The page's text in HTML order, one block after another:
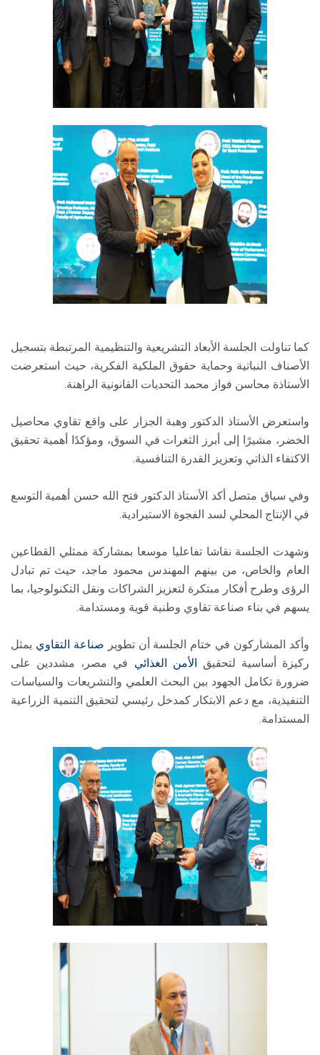
كما تناولت الجلسة الأبعاد التشريعية والتنظيمية المرتبطة بتسجيل
الأصناف النباتية وحماية حقوق الملكية الفكرية، حيث استعرضت
الأستاذة محاسن فواز محمد التحديات القانونية الراهنة.
واستعرض الأستاذ الدكتور وهبة الجزار على واقع تقاوي محاصيل
الخضر، مشيرًا إلى أبرز الثغرات في السوق، ومؤكدًا أهمية تحقيق
الاكتفاء الذاتي وتعزيز القدرة التنافسية.
وفي سياق متصل أكد الأستاذ الدكتور فتح الله حسن أهمية التوسع
في الإنتاج المحلي لسد الفجوة الاستيرادية.
وشهدت الجلسة نقاشا تفاعليا موسعا بمشاركة ممثلي القطاعين
العام والخاص، من بينهم المهندس محمود ماجد، حيث تم تبادل
الرؤى وطرح أفكار مبتكرة لتعزيز الشراكات ونقل التكنولوجيا، بما
يسهم في بناء صناعة تقاوي وطنية قوية ومستدامة.
وأكد المشاركون في ختام الجلسة أن تطوير صناعة التقاوي يمثل
ركيزة أساسية لتحقيق
الأمن الغذائي في مصر، مشددين على
ضرورة تكامل الجهود بين البحث العلمي والتشريعات والسياسات
التنفيذية، مع دعم الابتكار كمدخل رئيسي لتحقيق التنمية الزراعية
المستدامة.